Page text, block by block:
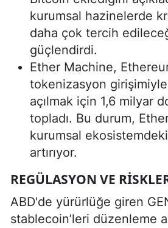
kurumsal hazinelerde
daha çok tercih
güçlendirdi.
Ether Machine,
tokenizasyon girişimiyle
açılmak için 1,6 milyar
topladı. Bu durum,
kurumsal
artırıyor.
REGÜLASYON VE
ABD'de yürürlüğe giren
stablecoin’leri düzenleme